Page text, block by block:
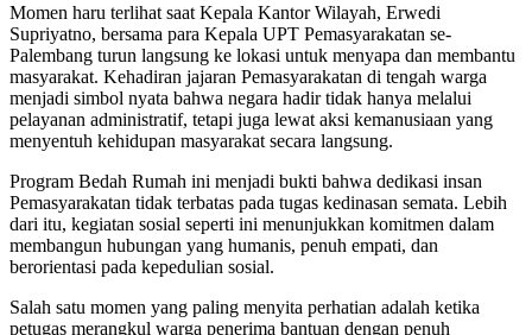
Momen haru terlihat saat Kepala Kantor Wilayah, Erwedi
Supriyatno, bersama para Kepala UPT Pemasyarakatan se-
Palembang turun langsung ke lokasi untuk menyapa dan membantu
masyarakat. Kehadiran jajaran Pemasyarakatan di tengah warga
menjadi simbol nyata bahwa negara hadir tidak hanya melalui
pelayanan administratif, tetapi juga lewat aksi kemanusiaan yang
menyentuh kehidupan masyarakat secara langsung.
Program Bedah Rumah ini menjadi bukti bahwa dedikasi insan
Pemasyarakatan tidak terbatas pada tugas kedinasan semata. Lebih
dari itu, kegiatan sosial seperti ini menunjukkan komitmen dalam
membangun hubungan yang humanis, penuh empati, dan
berorientasi pada kepedulian sosial.
Salah satu momen yang paling menyita perhatian adalah ketika
petugas merangkul warga penerima bantuan dengan penuh